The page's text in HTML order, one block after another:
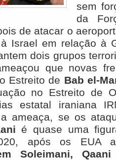
sem
da
de atacar o
Israel em relação à
dois grupos
que novas
Estreito de Bab el-
no Estreito de
estatal iraniana
ameaça, se os
é quase uma
após os EUA
Soleimani, Qaani